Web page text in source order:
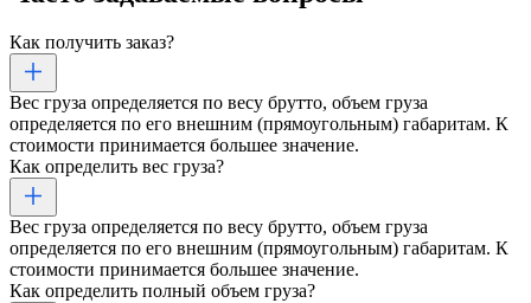
Как получить заказ?
Вес груза определяется по весу брутто, объем груза
определяется по его внешним (прямоугольным) габаритам. К
стоимости принимается большее значение.
Как определить вес груза?
Вес груза определяется по весу брутто, объем груза
определяется по его внешним (прямоугольным) габаритам. К
стоимости принимается большее значение.
Как определить полный объем груза?